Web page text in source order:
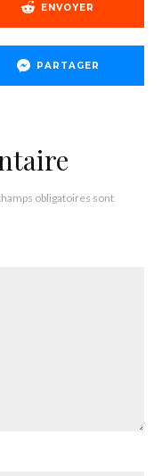
ENVOYER
PARTAGER
obligatoires sont